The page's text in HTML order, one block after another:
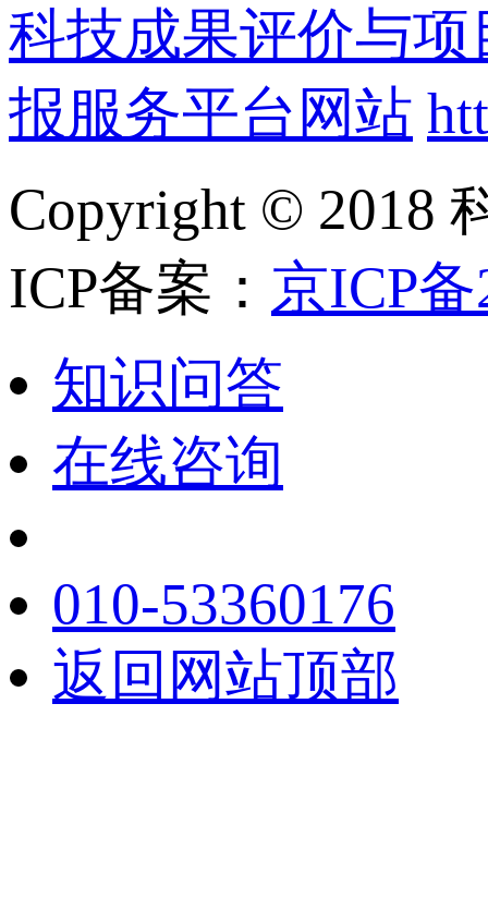
科技成果评价与
报服务平台网站
Copyright © 2018
ICP备案： 京ICP
知识问答
在线咨询
010-53360176
返回网站顶部